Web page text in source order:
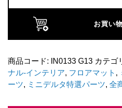
ッ
ト
(96y
お買い
商品コード: IN0133 G13 カテゴ
ナル-インテリア, フロアマット ,
ーツ, ミニデルタ特選パーツ, 全